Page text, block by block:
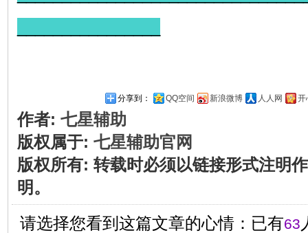
分享到： QQ空间 新浪微博 人人网 开
作者: 七星辅助
版权属于: 七星辅助官网
版权所有: 转载时必须以链接形式注明
明。
请选择您看到这篇文章的心情：已有63